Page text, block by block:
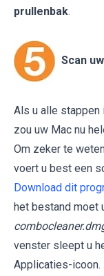
prullenbak.
Scan
Als u alle stappen
zou uw Mac nu
Om zeker te
voert u best een
Download dit
het bestand moet
venster sleept u
Applicaties-icoon.